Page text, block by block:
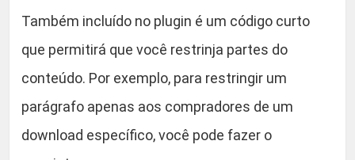
Também incluído no plugin é um código curto
que permitirá que você restrinja partes do
conteúdo. Por exemplo, para restringir um
parágrafo apenas aos compradores de um
download específico, você pode fazer o